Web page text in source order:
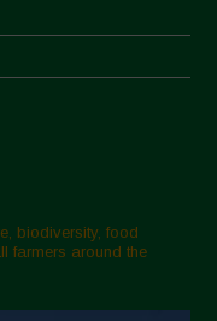
biodiversity, food
farmers around the